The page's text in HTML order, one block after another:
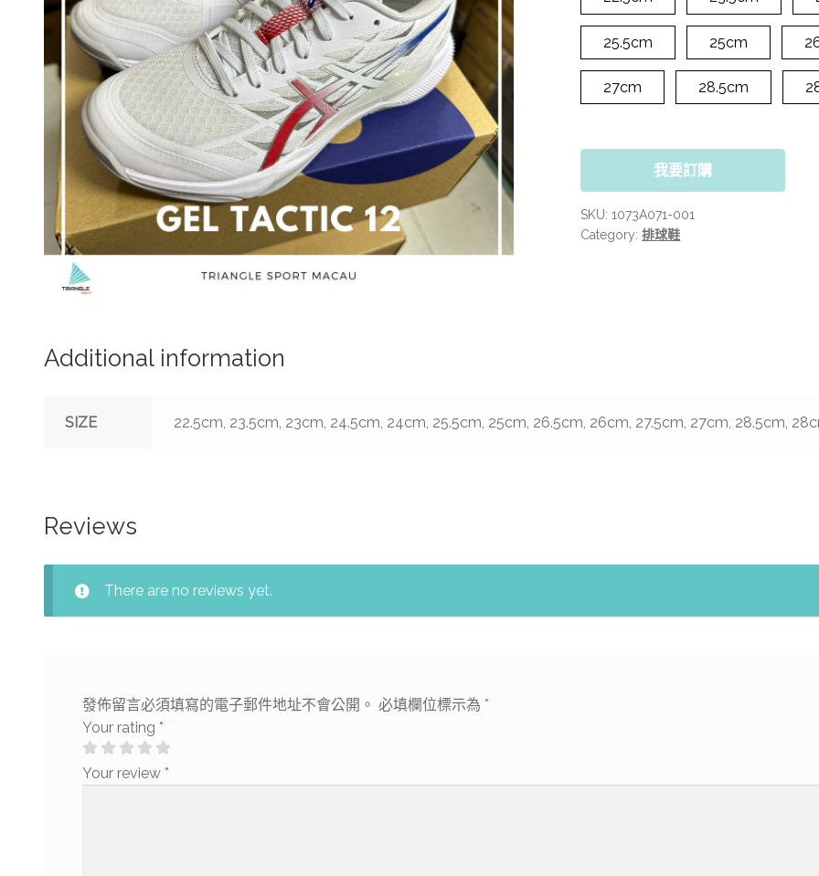
25.5cm 25cm
27cm 28.5cm
我要訂購
SKU:1073A071-001
Category:排球鞋
Additional information
SIZE 22.5cm, 23.5cm, 23cm, 24.5cm, 24cm, 25.5cm, 25cm, 26.5cm, 26cm, 27.5cm, 27cm, 28.5cm,
Reviews
There are no reviews yet.
發佈留言必須填寫的電子郵件地址不會公開。 必填欄位標示為 *
Your rating *
Your review *